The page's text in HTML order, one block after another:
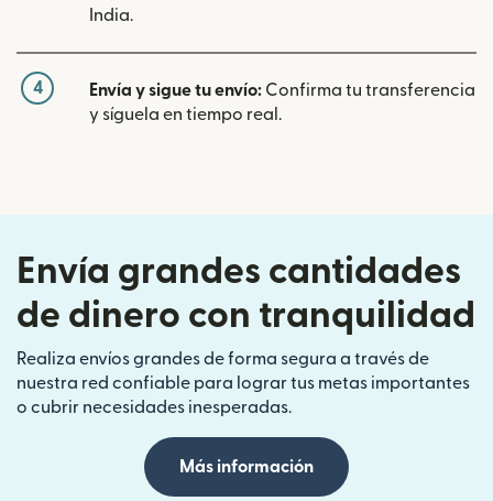
India.
4 Envía y sigue tu envío: Confirma tu transferencia
y síguela en tiempo real.
Envía grandes cantidades
de dinero con tranquilidad
Realiza envíos grandes de forma segura a través de
nuestra red confiable para lograr tus metas importantes
o cubrir necesidades inesperadas.
Más información